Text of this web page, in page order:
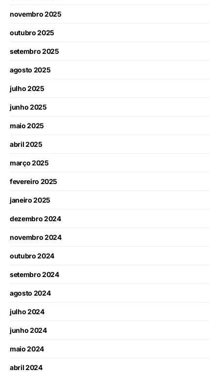
novembro 2025
outubro 2025
setembro 2025
agosto 2025
julho 2025
junho 2025
maio 2025
abril 2025
março 2025
fevereiro 2025
janeiro 2025
dezembro 2024
novembro 2024
outubro 2024
setembro 2024
agosto 2024
julho 2024
junho 2024
maio 2024
abril 2024